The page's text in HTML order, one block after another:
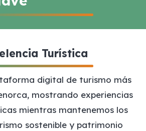
Turística
digital de turismo más
mostrando experiencias
mientras mantenemos los
sostenible y patrimonio